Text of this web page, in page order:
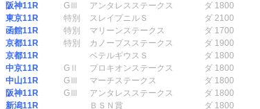
阪神11R GⅢ アンタレスステークス ダ 1800
東京11R 特別 スレイプニルＳ ダ 2100
函館11R 特別 マリーンステークス ダ 1700
京都11R 特別 カノープスステークス ダ 1900
京都11R ベテルギウスＳ ダ 1800
中京11R GⅡ プロキオンステークス ダ 1800
中山11R GⅢ マーチステークス ダ 1800
阪神11R GⅢ アンタレスステークス ダ 1800
新潟11R ＢＳＮ賞 ダ 1800